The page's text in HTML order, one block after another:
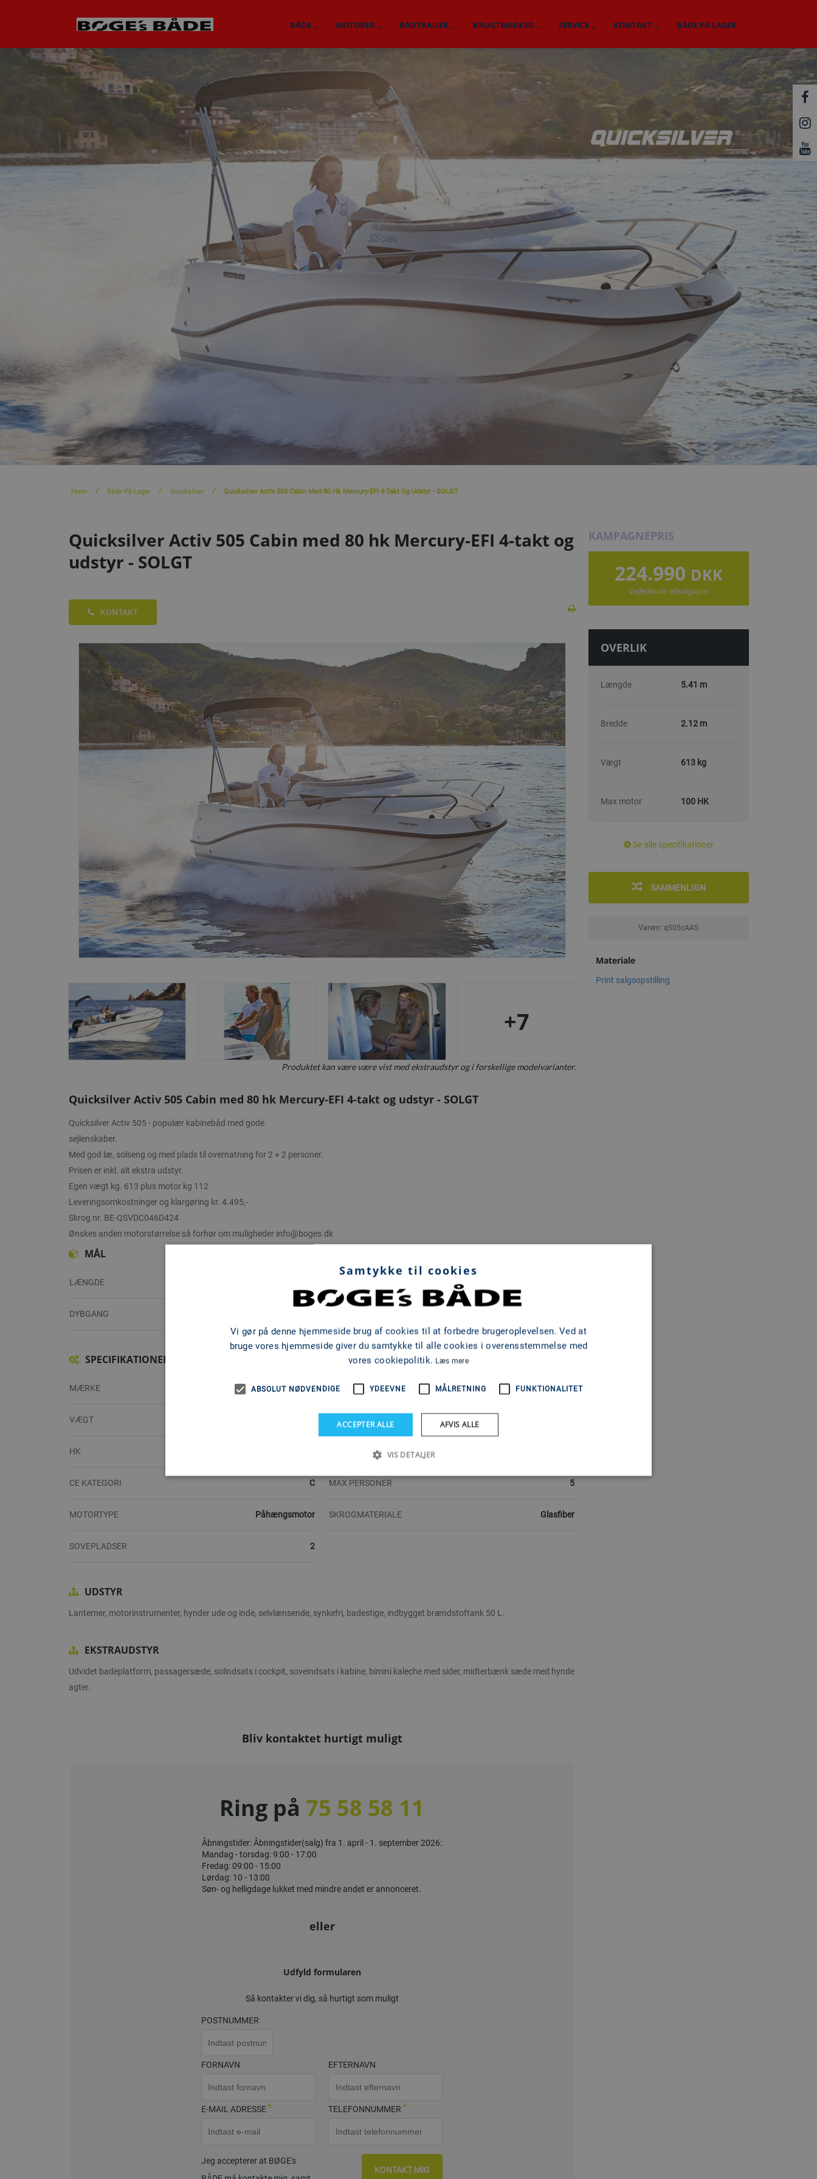
BÅDE MOTORER BÅDTRAILER BRUGTMARKED SERVICE KONTAKT BÅDE PÅ LAGER
Hjem Både På Lager Quicksilver Quicksilver Activ 505 Cabin Med 80 Hk Mercury-EFI 4-Takt Og Udstyr - SOLGT
Quicksilver Activ 505 Cabin med 80 hk Mercury-EFI 4-takt og
udstyr - SOLGT
KONTAKT
+7
Produktet kan være være vist med ekstraudstyr og i forskellige modelvarianter.
Quicksilver Activ 505 Cabin med 80 hk Mercury-EFI 4-takt og udstyr - SOLGT
Quicksilver Activ 505 - populær kabinebåd med gode
sejlenskaber.
Med god læ, solseng og med plads til overnatning for 2 + 2 personer.
Prisen er inkl. alt ekstra udstyr.
Egen vægt kg. 613 plus motor kg 112
Leveringsomkostninger og klargøring kr. 4.495,-
Skrog nr. BE-QSVDC046D424
Ønskes anden motorstørrelse så forhør om muligheder info@boges.dk
MÅL
LÆNGDE
DYBGANG
SPECIFIKATIONER
MÆRKE Quicksilver
VÆGT
HK
CE KATEGORI C
MOTORTYPE Påhængsmotor
SOVEPLADSER 2
TYPE Kabinebåd
ÅRGANG
MAX MOTOR
MAX PERSONER 5
SKROGMATERIALE Glasfiber
UDSTYR
Lanterner, motorinstrumenter, hynder ude og inde, selvlænsende, synkefri, badestige, indbygget brændstoftank 50 L.
EKSTRAUDSTYR
Udvidet badeplatform, passagersæde, solindsats i cockpit, soveindsats i kabine, bimini kaleche med sider, midterbænk sæde med hynde
agter.
Bliv kontaktet hurtigt muligt
Ring på 75 58 58 11
Åbningstider: Åbningstider(salg) fra 1. april - 1. september 2026:
Mandag - torsdag: 9:00 - 17:00
Fredag: 09:00 - 15:00
Lørdag: 10 - 13:00
Søn- og helligdage lukket med mindre andet er annonceret.
eller
Udfyld formularen
Så kontakter vi dig, så hurtigt som muligt
POSTNUMMER
FORNAVN EFTERNAVN
E-MAIL ADRESSE * TELEFONNUMMER *
Jeg accepterer at BØGE's
KONTAKT MIG
KAMPAGNEPRIS
224.990 DKK
Vejledende udsalgspris
OVERLIK
Længde 5.41 m
Bredde 2.12 m
Vægt 613 kg
Max motor 100 HK
Se alle specifikationer
SAMMENLIGN
Varenr: q505cAAS
Materiale
Print salgsopstilling
Samtykke til cookies
Vi gør på denne hjemmeside brug af cookies til at forbedre brugeroplevelsen. Ved at
bruge vores hjemmeside giver du samtykke til alle cookies i overensstemmelse med
vores cookiepolitik. Læs mere
ABSOLUT NØDVENDIGE YDEEVNE MÅLRETNING FUNKTIONALITET
ACCEPTER ALLE AFVIS ALLE
VIS DETALJER